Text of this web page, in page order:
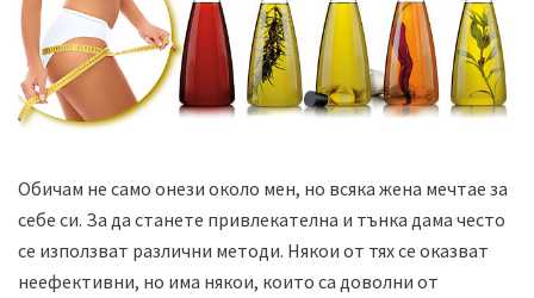
Обичам не само онези около мен, но всяка жена мечтае за
себе си. За да станете привлекателна и тънка дама често
се използват различни методи. Някои от тях се оказват
неефективни, но има някои, които са доволни от